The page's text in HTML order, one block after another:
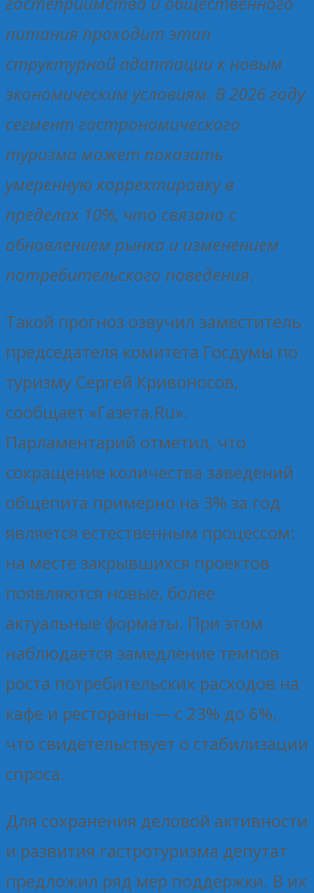
питания проходит этап
структурной адаптации к новым
экономическим условиям. В 2026 году
сегмент гастрономического
туризма может показать
умеренную корректировку в
пределах 10%, что связано с
обновлением рынка и изменением
потребительского поведения.
Такой прогноз озвучил заместитель
председателя комитета Госдумы по
туризму Сергей Кривоносов,
сообщает «Газета.Ru».
Парламентарий отметил, что
сокращение количества заведений
общепита примерно на 3% за год
является естественным процессом:
на месте закрывшихся проектов
появляются новые, более
актуальные форматы. При этом
наблюдается замедление темпов
роста потребительских расходов на
кафе и рестораны — с 23% до 6%,
что свидетельствует о стабилизации
спроса.
Для сохранения деловой активности
и развития гастротуризма депутат
предложил ряд мер поддержки. В их